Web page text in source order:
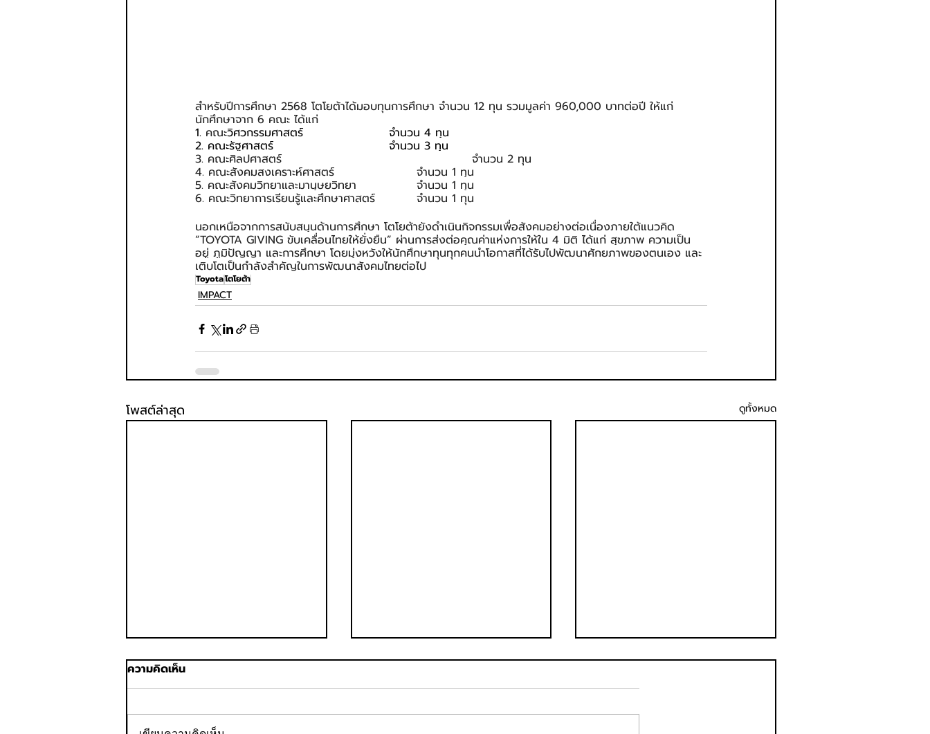
สำหรับปีการศึกษา 2568 โตโยต้าได้มอบทุนการศึกษา จำนวน 12 ทุน รวมมูลค่า 960,000 บาทต่อปี ให้แก่
นักศึกษาจาก 6 คณะ ได้แก่
1. คณะ วิศวกรรมศาสตร์				จำนวน 4 ทุน
2. คณะรัฐศาสตร์					จำนวน 3 ทุน
3. คณะศิลปศาสตร์                                       	จำนวน 2 ทุน
4. คณะสังคมสงเคราะห์ศาสตร์                  	จำนวน 1 ทุน
5. คณะสังคมวิทยาและมานุษยวิทยา            	จำนวน 1 ทุน
6. คณะวิทยาการเรียนรู้และศึกษาศาสตร์    	จำนวน 1 ทุน
นอกเหนือจากการสนับสนุนด้านการศึกษา โตโยต้ายังดำเนินกิจกรรมเพื่อสังคมอย่างต่อเนื่องภายใต้แนวคิด
“TOYOTA GIVING ขับเคลื่อนไทยให้ยั่งยืน” ผ่านการส่งต่อคุณค่าแห่งการให้ใน 4 มิติ ได้แก่ สุขภาพ ความเป็น
อยู่ ภูมิปัญญา และการศึกษา โดยมุ่งหวังให้นักศึกษาทุนทุกคนนำโอกาสที่ได้รับไปพัฒนาศักยภาพของตนเอง และ
เติบโตเป็นกำลังสำคัญในการพัฒนาสังคมไทยต่อไป
Toyotaโตโยต้า
IMPACT
โพสต์ล่าสุด ดูทั้งหมด
ความคิดเห็น